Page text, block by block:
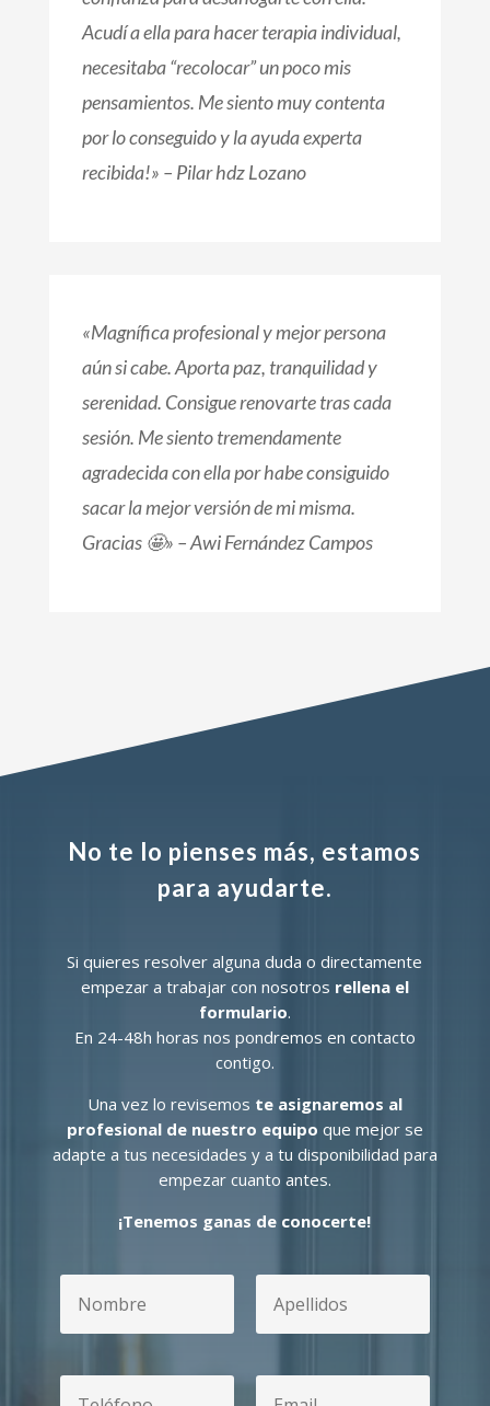
Acudí a ella para hacer terapia individual,
necesitaba “recolocar” un poco mis
pensamientos. Me siento muy contenta
por lo conseguido y la ayuda experta
recibida!» – Pilar hdz Lozano
«Magnífica profesional y mejor persona
aún si cabe. Aporta paz, tranquilidad y
serenidad. Consigue renovarte tras cada
sesión. Me siento tremendamente
agradecida con ella por habe consiguido
sacar la mejor versión de mi misma.
Gracias 🤩» – Awi Fernández Campos
No te lo pienses más, estamos
para ayudarte.
Si quieres resolver alguna duda o directamente
empezar a trabajar con nosotros rellena el
formulario.
En 24-48h horas nos pondremos en contacto
contigo.
Una vez lo revisemos te asignaremos al
profesional de nuestro equipo que mejor se
adapte a tus necesidades y a tu disponibilidad para
empezar cuanto antes.
¡Tenemos ganas de conocerte!